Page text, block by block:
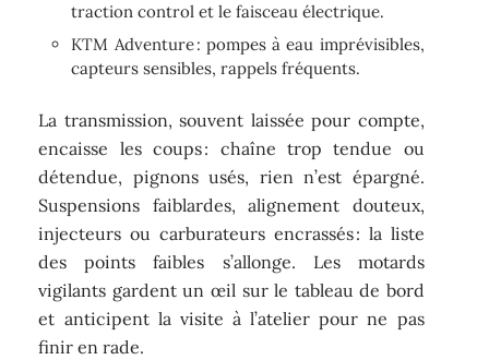
traction control et le faisceau électrique.
KTM Adventure : pompes à eau imprévisibles,
capteurs sensibles, rappels fréquents.
La transmission, souvent laissée pour compte,
encaisse les coups : chaîne trop tendue ou
détendue, pignons usés, rien n’est épargné.
Suspensions faiblardes, alignement douteux,
injecteurs ou carburateurs encrassés : la liste
des points faibles s’allonge. Les motards
vigilants gardent un œil sur le tableau de bord
et anticipent la visite à l’atelier pour ne pas
finir en rade.